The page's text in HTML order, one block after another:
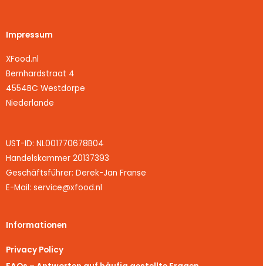
Impressum
XFood.nl
Bernhardstraat 4
4554BC Westdorpe
Niederlande
UST-ID: NL001770678B04
Handelskammer 20137393
Geschäftsführer: Derek-Jan Franse
E-Mail: service@xfood.nl
Informationen
Privacy Policy